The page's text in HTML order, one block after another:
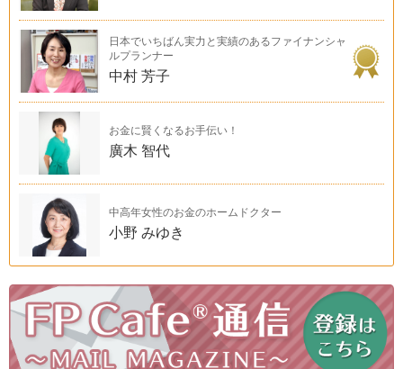
日本でいちばん実力と実績のあるファイナンシャ
ルプランナー
中村 芳子
お金に賢くなるお手伝い！
廣木 智代
中高年女性のお金のホームドクター
小野 みゆき